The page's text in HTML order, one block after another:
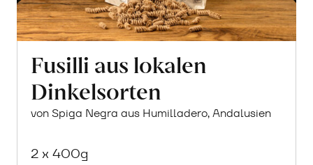
Fusilli aus lokalen
Dinkelsorten
von Spiga Negra aus Humilladero, Andalusien
2 x 400g